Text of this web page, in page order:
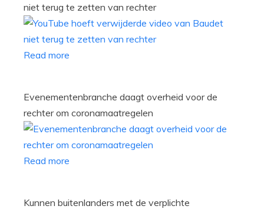
niet terug te zetten van rechter
Read more
Evenementenbranche daagt overheid voor de
rechter om coronamaatregelen
Read more
Kunnen buitenlanders met de verplichte